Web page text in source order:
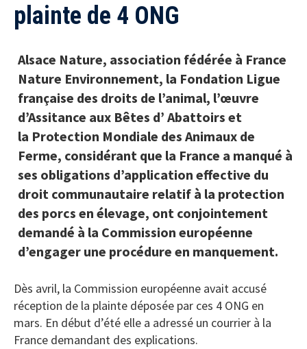
plainte de 4 ONG
Alsace Nature, association fédérée à France
Nature Environnement, la Fondation Ligue
française des droits de l’animal, l’œuvre
d’Assitance aux Bêtes d’ Abattoirs et
la Protection Mondiale des Animaux de
Ferme, considérant que la France a manqué à
ses obligations d’application effective du
droit communautaire relatif à la protection
des porcs en élevage, ont conjointement
demandé à la Commission européenne
d’engager une procédure en manquement.
Dès avril, la Commission européenne avait accusé
réception de la plainte déposée par ces 4 ONG en
mars. En début d’été elle a adressé un courrier à la
France demandant des explications.